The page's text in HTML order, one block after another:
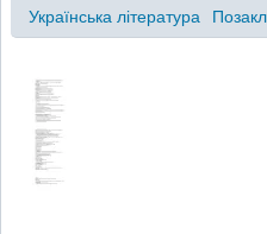
Українська література